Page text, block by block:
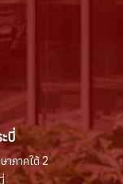
บี่
าภาคใต้ 2